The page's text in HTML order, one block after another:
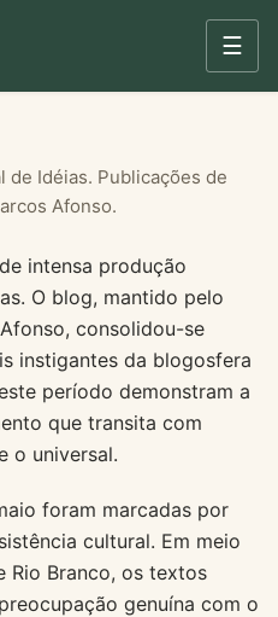
☰
de Idéias. Publicações de
Afonso.
intensa produção
O blog, mantido pelo
consolidou-se
instigantes da blogosfera
período demonstram a
que transita com
o universal.
foram marcadas por
cultural. Em meio
Rio Branco, os textos
genuína com o